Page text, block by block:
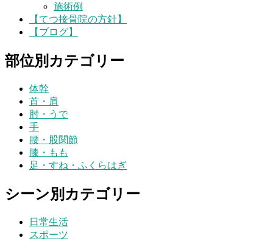
施術例
【てつ接骨院の方針】
【ブログ】
部位別カテゴリー
体幹
首・肩
肘・うで
手
腰・股関節
膝・もも
足・すね・ふくらはぎ
シーン別カテゴリー
日常生活
スポーツ